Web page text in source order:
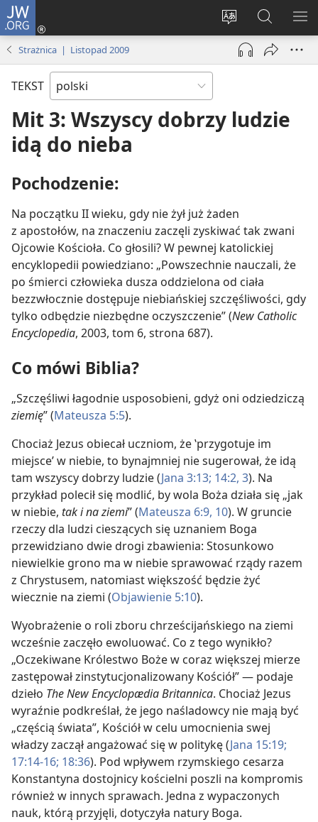
JW.ORG
Wybór
języka
Logowanie
(opens
window)
Szukaj
na
JW.ORG
Strażnica | Listopad 2009
TEKST
Mit 3: Wszyscy dobrzy ludzie
idą do nieba
Pochodzenie:
Na początku II wieku, gdy nie żył już żaden
z apostołów, na znaczeniu zaczęli zyskiwać tak zwani
Ojcowie Kościoła. Co głosili? W pewnej katolickiej
encyklopedii powiedziano: „Powszechnie nauczali, że
po śmierci człowieka dusza oddzielona od ciała
bezzwłocznie dostępuje niebiańskiej szczęśliwości, gdy
tylko odbędzie niezbędne oczyszczenie” (New Catholic
Encyclopedia, 2003, tom 6, strona 687).
Co mówi Biblia?
„Szczęśliwi łagodnie usposobieni, gdyż oni odziedziczą
ziemię” (Mateusza 5:5).
Chociaż Jezus obiecał uczniom, że ‛przygotuje im
miejsce’ w niebie, to bynajmniej nie sugerował, że idą
tam wszyscy dobrzy ludzie (Jana 3:13; 14:2, 3). Na
przykład polecił się modlić, by wola Boża działa się „jak
w niebie, tak i na ziemi” (Mateusza 6:9, 10). W gruncie
rzeczy dla ludzi cieszących się uznaniem Boga
przewidziano dwie drogi zbawienia: Stosunkowo
niewielkie grono ma w niebie sprawować rządy razem
z Chrystusem, natomiast większość będzie żyć
wiecznie na ziemi (Objawienie 5:10).
Wyobrażenie o roli zboru chrześcijańskiego na ziemi
wcześnie zaczęło ewoluować. Co z tego wynikło?
„Oczekiwane Królestwo Boże w coraz większej mierze
zastępował zinstytucjonalizowany Kościół” — podaje
dzieło The New Encyclopædia Britannica. Chociaż Jezus
wyraźnie podkreślał, że jego naśladowcy nie mają być
„częścią świata”, Kościół w celu umocnienia swej
władzy zaczął angażować się w politykę (Jana 15:19;
17:14-16; 18:36). Pod wpływem rzymskiego cesarza
Konstantyna dostojnicy kościelni poszli na kompromis
również w innych sprawach. Jedna z wypaczonych
nauk, którą przyjęli, dotyczyła natury Boga.